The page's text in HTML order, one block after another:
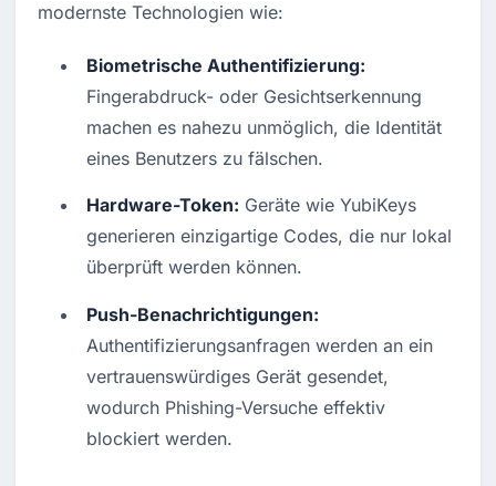
modernste Technologien wie:
Biometrische Authentifizierung:
Fingerabdruck- oder Gesichtserkennung
machen es nahezu unmöglich, die Identität
eines Benutzers zu fälschen.
Hardware-Token: Geräte wie YubiKeys
generieren einzigartige Codes, die nur lokal
überprüft werden können.
Push-Benachrichtigungen:
Authentifizierungsanfragen werden an ein
vertrauenswürdiges Gerät gesendet,
wodurch Phishing-Versuche effektiv
blockiert werden.